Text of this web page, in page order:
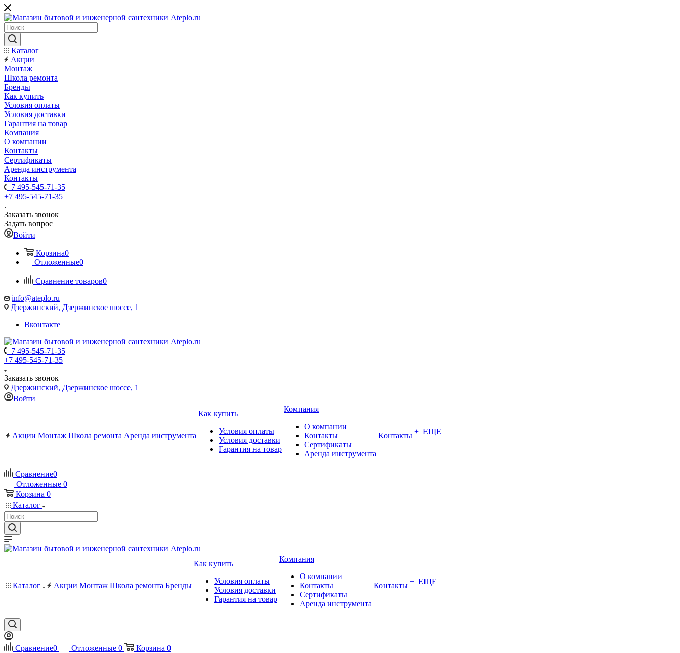
Каталог
Акции
Монтаж
Школа ремонта
Бренды
Как купить
Условия оплаты
Условия доставки
Гарантия на товар
Компания
О компании
Контакты
Сертификаты
Аренда инструмента
Контакты
+7 495-545-71-35
+7 495-545-71-35
Заказать звонок
Задать вопрос
Войти
Корзина0
Отложенные0
Сравнение товаров0
info@ateplo.ru
Дзержинский, Дзержинское шоссе, 1
Вконтакте
+7 495-545-71-35
+7 495-545-71-35
Заказать звонок
Дзержинский, Дзержинское шоссе, 1
Войти
Акции Монтаж Школа ремонта Аренда инструмента
Как купить
Условия оплаты
Условия доставки
Гарантия на товар
Компания
О компании
Контакты
Сертификаты
Аренда инструмента
Контакты + ЕЩЕ
Сравнение0
Отложенные 0
Корзина 0
Каталог
Каталог Акции Монтаж Школа ремонта Бренды
Как купить
Условия оплаты
Условия доставки
Гарантия на товар
Компания
О компании
Контакты
Сертификаты
Аренда инструмента
Контакты + ЕЩЕ
Сравнение0 Отложенные 0 Корзина 0